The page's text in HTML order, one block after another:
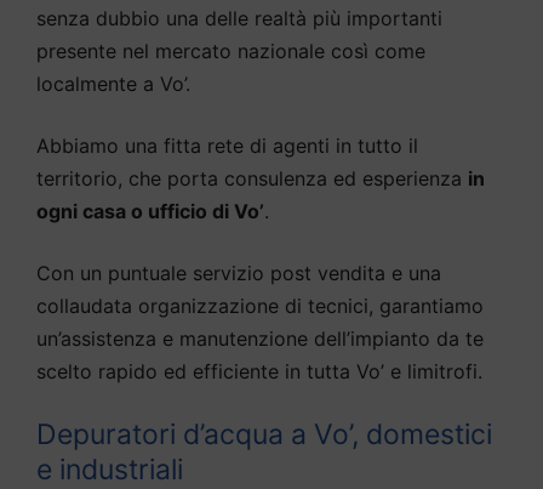
senza dubbio una delle realtà più importanti
presente nel mercato nazionale così come
localmente a Vo’.
Abbiamo una fitta rete di agenti in tutto il
territorio, che porta consulenza ed esperienza in
ogni casa o ufficio di Vo’.
Con un puntuale servizio post vendita e una
collaudata organizzazione di tecnici, garantiamo
un’assistenza e manutenzione dell’impianto da te
scelto rapido ed efficiente in tutta Vo’ e limitrofi.
Depuratori d’acqua a Vo’, domestici
e industriali